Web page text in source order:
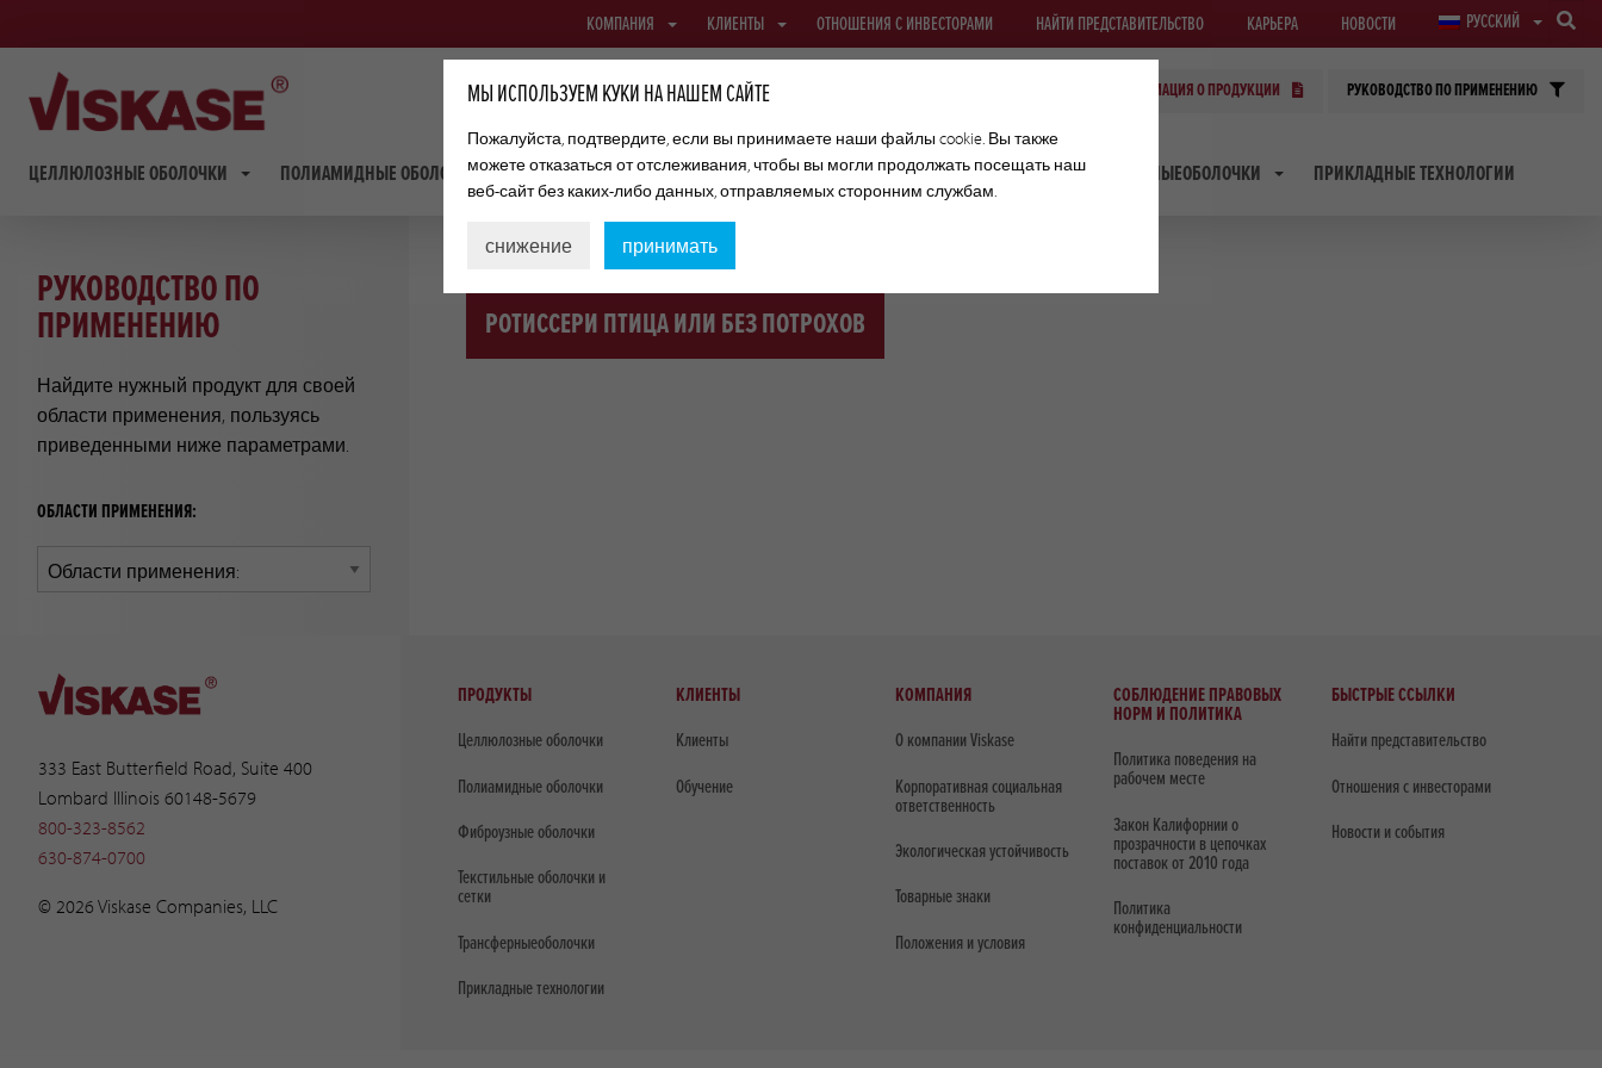
КОМПАНИЯ КЛИЕНТЫ ОТНОШЕНИЯ С ИНВЕСТОРАМИ НАЙТИ ПРЕДСТАВИТЕЛЬСТВО КАРЬЕРА НОВОСТИ РУССКИЙ
ЦЕЛЛЮЛОЗНЫЕ ОБОЛОЧКИ ПОЛИАМИДНЫЕ ОБОЛОЧКИ ФИБРОУЗНЫЕ ОБОЛОЧКИ ТЕКСТИЛЬНЫЕ ОБОЛОЧКИ И СЕТКИ ТРАНСФЕРНЫЕОБОЛОЧКИ ПРИКЛАДНЫЕ ТЕХНОЛОГИИ
ИНФОРМАЦИЯ О ПРОДУКЦИИ РУКОВОДСТВО ПО ПРИМЕНЕНИЮ
РУКОВОДСТВО ПО
ПРИМЕНЕНИЮ
Найдите нужный продукт для своей
области применения, пользуясь
приведенными ниже параметрами.
ОБЛАСТИ ПРИМЕНЕНИЯ:
РОТИССЕРИ ПТИЦА ИЛИ БЕЗ ПОТРОХОВ
333 East Butterfield Road, Suite 400
Lombard Illinois 60148-5679
800-323-8562
630-874-0700
© 2026 Viskase Companies, LLC
ПРОДУКТЫ
Целлюлозные оболочки
Полиамидные оболочки
Фиброузные оболочки
Текстильные оболочки и
сетки
Трансферныеоболочки
Прикладные технологии
КЛИЕНТЫ
Клиенты
Обучение
КОМПАНИЯ
О компании Viskase
Корпоративная социальная
ответственность
Экологическая устойчивость
Товарные знаки
Положения и условия
СОБЛЮДЕНИЕ ПРАВОВЫХ
НОРМ И ПОЛИТИКА
Политика поведения на
рабочем месте
Закон Калифорнии о
прозрачности в цепочках
поставок от 2010 года
Политика
конфиденциальности
БЫСТРЫЕ ССЫЛКИ
Найти представительство
Отношения с инвесторами
Новости и события
МЫ ИСПОЛЬЗУЕМ КУКИ НА НАШЕМ САЙТЕ
Пожалуйста, подтвердите, если вы принимаете наши файлы cookie. Вы также
можете отказаться от отслеживания, чтобы вы могли продолжать посещать наш
веб-сайт без каких-либо данных, отправляемых сторонним службам.
снижение принимать